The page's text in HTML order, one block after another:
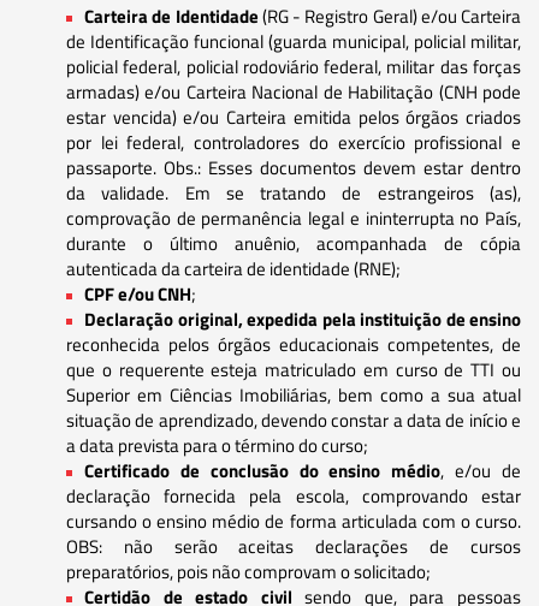
Carteira de Identidade(RG - Registro Geral) e/ou Carteira
de Identificação funcional (guarda municipal, policial militar,
policial federal, policial rodoviário federal, militar das forças
armadas) e/ou Carteira Nacional de Habilitação (CNH pode
estar vencida) e/ou Carteira emitida pelos órgãos criados
por lei federal, controladores do exercício profissional e
passaporte. Obs.: Esses documentos devem estar dentro
da validade. Em se tratando de estrangeiros (as),
comprovação de permanência legal e ininterrupta no País,
durante o último anuênio, acompanhada de cópia
autenticada da carteira de identidade (RNE);
CPF e/ou CNH;
Declaração original, expedida pela instituição de ensino
reconhecida pelos órgãos educacionais competentes, de
que o requerente esteja matriculado em curso de TTI ou
Superior em Ciências Imobiliárias, bem como a sua atual
situação de aprendizado, devendo constar a data de início e
a data prevista para o término do curso;
Certificado de conclusão do ensino médio, e/ou de
declaração fornecida pela escola, comprovando estar
cursando o ensino médio de forma articulada com o curso.
OBS: não serão aceitas declarações de cursos
preparatórios, pois não comprovam o solicitado;
Certidão de estado civil sendo que, para pessoas